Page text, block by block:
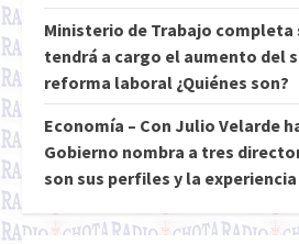
Ministerio de Trabajo completa
tendrá a cargo el aumento del
reforma laboral ¿Quiénes son?
Economía – Con Julio Velarde
Gobierno nombra a tres
son sus perfiles y la